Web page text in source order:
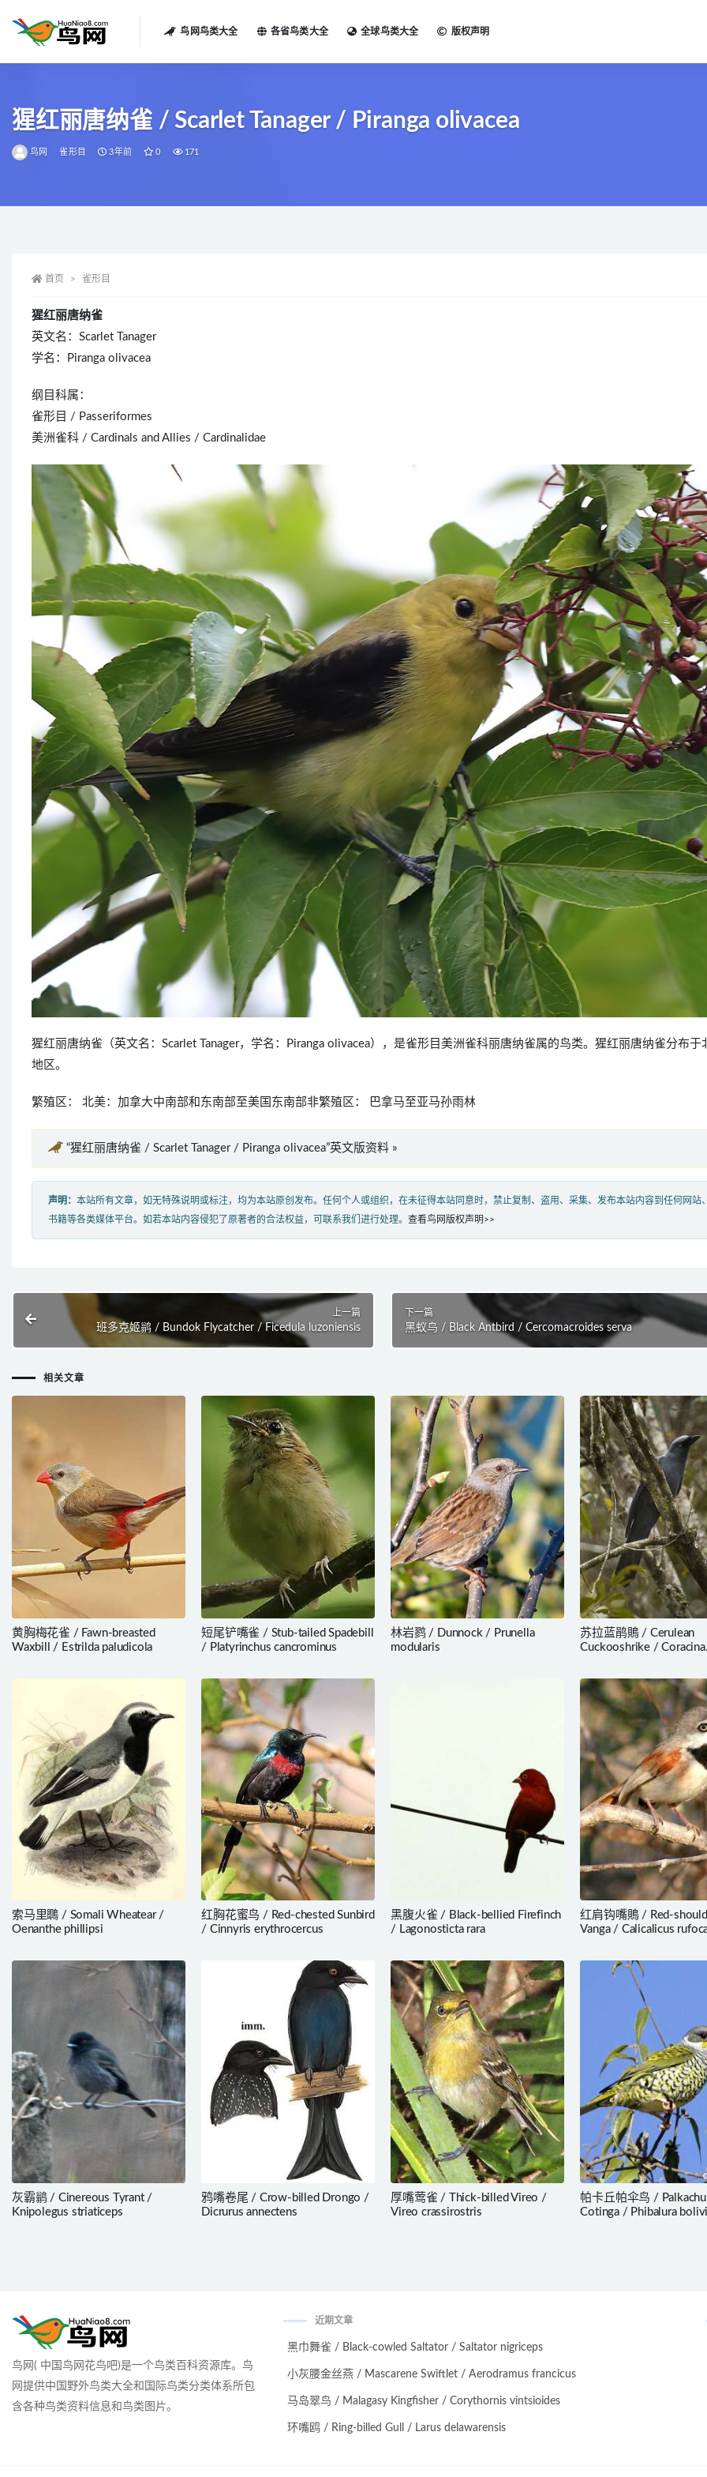
鸟网鸟类大全 各省鸟类大全 全球鸟类大全 版权声明
猩红丽唐纳雀 / Scarlet Tanager / Piranga olivacea
鸟网 雀形目 3年前 0 171
首页 雀形目
猩红丽唐纳雀
英文名：Scarlet Tanager
学名：Piranga olivacea
纲目科属：
雀形目 / Passeriformes
美洲雀科 / Cardinals and Allies / Cardinalidae
猩红丽唐纳雀（英文名：Scarlet Tanager，学名：Piranga olivacea），是雀形目美洲雀科丽唐纳雀属的鸟类。猩红丽唐纳雀分布于
地区。
繁殖区： 北美：加拿大中南部和东南部至美国东南部非繁殖区： 巴拿马至亚马孙雨林
“猩红丽唐纳雀 / Scarlet Tanager / Piranga olivacea”英文版资料 »
声明： 本站所有文章，如无特殊说明或标注，均为本站原创发布。任何个人或组织，在未征得本站同意时，禁止复制、盗用、采集、发布本站内容到任何网站
书籍等各类媒体平台。如若本站内容侵犯了原著者的合法权益，可联系我们进行处理。 查看鸟网版权声明>>
上一篇
班多克姬鹟 / Bundok Flycatcher / Ficedula luzoniensis
下一篇
黑蚁鸟 / Black Antbird / Cercomacroides serva
相关文章
黄胸梅花雀 / Fawn-breasted
Waxbill / Estrilda paludicola
短尾铲嘴雀 / Stub-tailed Spadebill
/ Platyrinchus cancrominus
林岩鹨 / Dunnock / Prunella
modularis
苏拉蓝鹃鵙 / Cerulean
Cuckooshrike / Coracina
索马里䳭 / Somali Wheatear /
Oenanthe phillipsi
红胸花蜜鸟 / Red-chested Sunbird
/ Cinnyris erythrocercus
黑腹火雀 / Black-bellied Firefinch
/ Lagonosticta rara
红肩钩嘴鵙 / Red-
Vanga / Calicalicus
灰霸鹟 / Cinereous Tyrant /
Knipolegus striaticeps
鸦嘴卷尾 / Crow-billed Drongo /
Dicrurus annectens
厚嘴莺雀 / Thick-billed Vireo /
Vireo crassirostris
帕卡丘帕伞鸟 /
Cotinga / Phibalura
鸟网( 中国鸟网花鸟吧)是一个鸟类百科资源库。鸟
网提供中国野外鸟类大全和国际鸟类分类体系所包
含各种鸟类资料信息和鸟类图片。
近期文章
黑巾舞雀 / Black-cowled Saltator / Saltator nigriceps
小灰腰金丝燕 / Mascarene Swiftlet / Aerodramus francicus
马岛翠鸟 / Malagasy Kingfisher / Corythornis vintsioides
环嘴鸥 / Ring-billed Gull / Larus delawarensis